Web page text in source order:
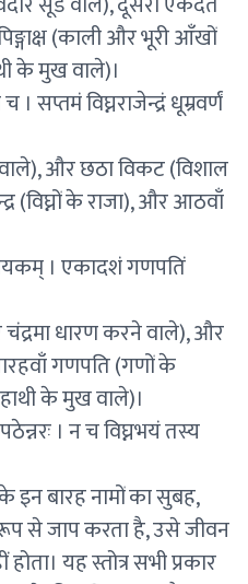
(काली और भूरी आँखों
के मुख वाले)।
सप्तमं विघ्नराजेन्द्रं धूम्रवर्णं
और छठा विकट (विशाल
(विघ्नों के राजा), और आठवाँ
। एकादशं गणपतिं
चंद्रमा धारण करने वाले), और
गणपति (गणों के
के मुख वाले)।
पठेन्नरः । न च विघ्नभयं तस्य
इन बारह नामों का सुबह,
से जाप करता है, उसे जीवन
यह स्तोत्र सभी प्रकार